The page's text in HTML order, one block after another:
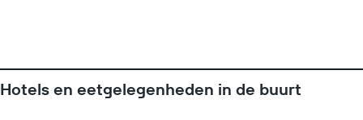
Hotels en eetgelegenheden in de buurt